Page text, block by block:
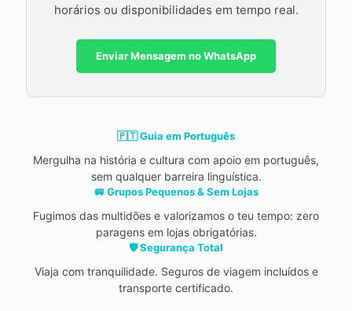
horários ou disponibilidades em tempo real.
Enviar Mensagem no WhatsApp
🇵🇹 Guia em Português
Mergulha na história e cultura com apoio em português,
sem qualquer barreira linguística.
🚐 Grupos Pequenos & Sem Lojas
Fugimos das multidões e valorizamos o teu tempo: zero
paragens em lojas obrigatórias.
🛡️ Segurança Total
Viaja com tranquilidade. Seguros de viagem incluídos e
transporte certificado.